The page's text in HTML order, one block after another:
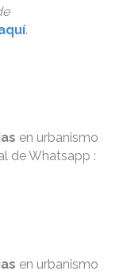
.
en urbanismo
de Whatsapp :
en urbanismo